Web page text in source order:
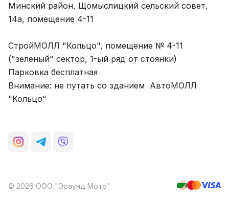
Минский район, Щомыслицкий сельский совет,
14а, помещение 4-11
СтройМОЛЛ "Кольцо", помещение № 4-11
("зеленый" сектор, 1-ый ряд от стоянки)
Парковка бесплатная
Внимание: не путать со зданием АвтоМОЛЛ
"Кольцо"
© 2026 ООО "Эраунд Мото"